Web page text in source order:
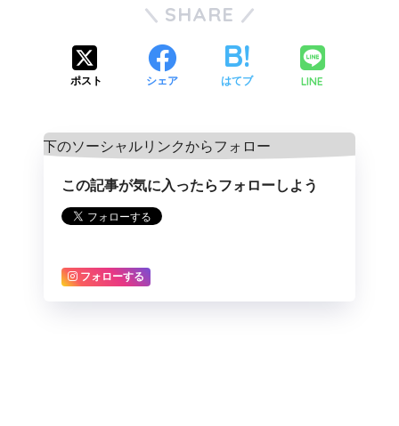
SHARE
ポスト シェア はてブ LINE
この記事が気に入ったらフォローしよう
フォローする